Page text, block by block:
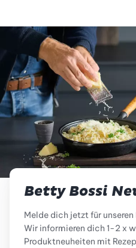
Betty Bossi
Melde dich jetzt für
Wir informieren dich 1-2 x
Produktneuheiten mit